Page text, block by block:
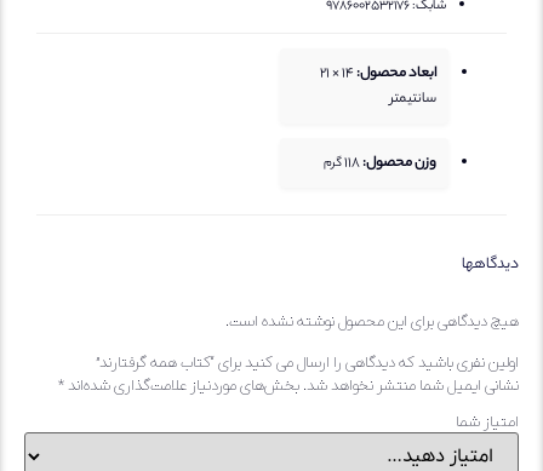
شابک:
ابعاد محصول:
14 × 21
سانتیمتر
وزن محصول:118گرم
دیدگاهی برای این محصول نوشته نشده است.
نفری باشید که دیدگاهی را ارسال می کنید برای “کتاب همه گرفتارند”
ایمیل شما منتشر نخواهد شد.بخش‌های موردنیاز علامت‌گذاری شده‌اند*
شما